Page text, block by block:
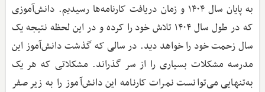
به پایان سال ۱۴۰۴ و زمان دریافت کارنامه‌ها رسیدیم. دانش‌آموزی
که در طول سال ۱۴۰۴ تلاش خود را کرده و در این لحظه نتیجه یک
سال زحمت خود را خواهد دید. در سالی که گذشت دانش‌آموز این
مدرسه مشکلات بسیاری را از سر گذراند. مشکلاتی که هر یک
به‌تنهایی می‌توانست نمرات کارنامه این دانش‌آموز را به زیر صفر